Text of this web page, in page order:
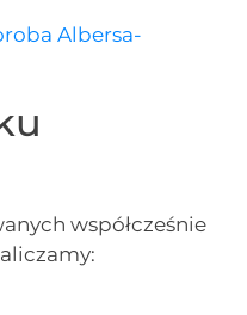
Albersa-
współcześnie